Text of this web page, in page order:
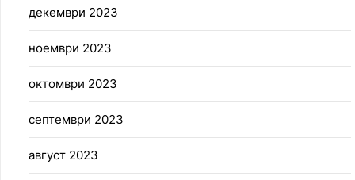
декември 2023
ноември 2023
октомври 2023
септември 2023
август 2023